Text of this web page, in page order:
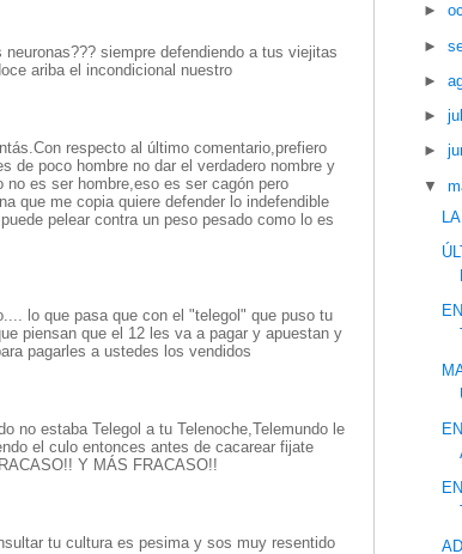
siempre defendiendo a tus viejitas
ariba el incondicional nuestro
respecto al último comentario,prefiero
de poco hombre no dar el verdadero nombre y
es ser hombre,eso es ser cagón pero
que me copia quiere defender lo indefendible
pelear contra un peso pesado como lo es
lo que pasa que con el "telegol" que puso tu
piensan que el 12 les va a pagar y apuestan y
pagarles a ustedes los vendidos
no estaba Telegol a tu Telenoche,Telemundo le
el culo entonces antes de cacarear fijate
Y MÁS FRACASO!!
tu cultura es pesima y sos muy resentido
►
►
►
►
►
▼